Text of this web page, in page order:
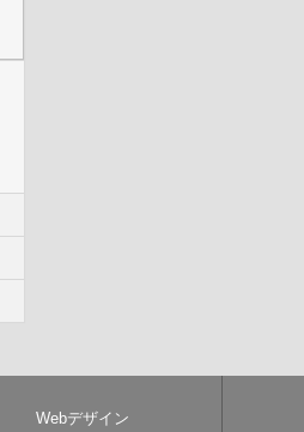
Webデザイン